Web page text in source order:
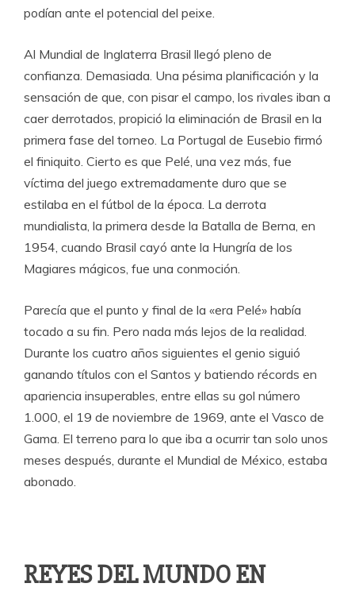
podían ante el potencial del peixe.
Al Mundial de Inglaterra Brasil llegó pleno de
confianza. Demasiada. Una pésima planificación y la
sensación de que, con pisar el campo, los rivales iban a
caer derrotados, propició la eliminación de Brasil en la
primera fase del torneo. La Portugal de Eusebio firmó
el finiquito. Cierto es que Pelé, una vez más, fue
víctima del juego extremadamente duro que se
estilaba en el fútbol de la época. La derrota
mundialista, la primera desde la Batalla de Berna, en
1954, cuando Brasil cayó ante la Hungría de los
Magiares mágicos, fue una conmoción.
Parecía que el punto y final de la «era Pelé» había
tocado a su fin. Pero nada más lejos de la realidad.
Durante los cuatro años siguientes el genio siguió
ganando títulos con el Santos y batiendo récords en
apariencia insuperables, entre ellas su gol número
1.000, el 19 de noviembre de 1969, ante el Vasco de
Gama. El terreno para lo que iba a ocurrir tan solo unos
meses después, durante el Mundial de México, estaba
abonado.
REYES DEL MUNDO EN